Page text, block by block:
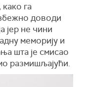
га
доводи
јер не чини
меморију и
шта је смисао
размишљајући.